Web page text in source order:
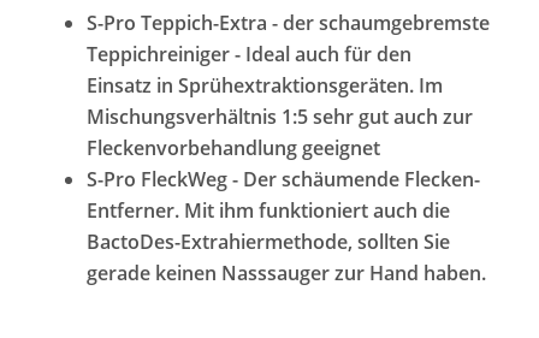
S-Pro Teppich-Extra - der schaumgebremste
Teppichreiniger - Ideal auch für den
Einsatz in Sprühextraktionsgeräten. Im
Mischungsverhältnis 1:5 sehr gut auch zur
Fleckenvorbehandlung geeignet
S-Pro FleckWeg - Der schäumende Flecken-
Entferner. Mit ihm funktioniert auch die
BactoDes-Extrahiermethode, sollten Sie
gerade keinen Nasssauger zur Hand haben.